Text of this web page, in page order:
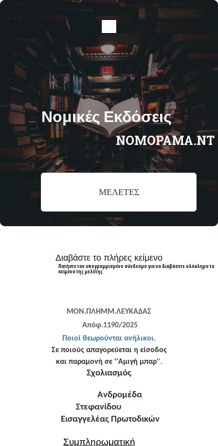
Νομικές Εκδόσεις
ΜΕΛΕΤΕΣ
Διαβάστε το πλήρες κείμενο
Πατήστε τον υπογραμμισμένο σύνδεσμο για να διαβάσετε ολόκληρο το
κείμενο της μελέτης
ΜΟΝ.ΠΛΗΜΜ.ΛΕΥΚΑΔΑΣ
Απόφ.1190/2025
Ποιοί θεωρούνται ανήλικοι.
Σε ποιούς απαγορεύεται η είσοδος
και παραμονή σε ''Αμιγή μπαρ''.
Σχολιασμός
Ανδρομέδα
Στεφανίδου
Εισαγγελέας Πρωτοδικών
Συμπληρωματική